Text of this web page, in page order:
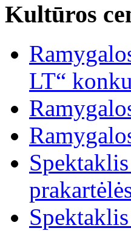
Kultūros
LT“